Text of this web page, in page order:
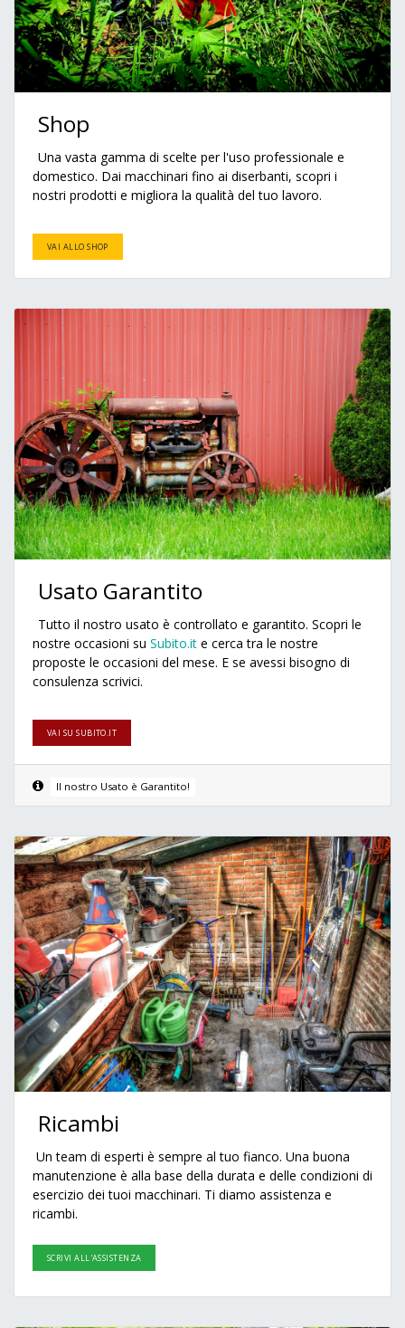
Shop
Una vasta gamma di scelte per l'uso professionale e
domestico. Dai macchinari fino ai diserbanti, scopri i
nostri prodotti e migliora la qualità del tuo lavoro.
VAI ALLO SHOP
Usato Garantito
Tutto il nostro usato è controllato e garantito. Scopri le
nostre occasioni su Subito.it e cerca tra le nostre
proposte le occasioni del mese. E se avessi bisogno di
consulenza scrivici.
VAI SU SUBITO.IT
Il nostro Usato è Garantito!
Ricambi
Un team di esperti è sempre al tuo fianco. Una buona
manutenzione è alla base della durata e delle condizioni di
esercizio dei tuoi macchinari. Ti diamo assistenza e
ricambi.
SCRIVI ALL'ASSISTENZA